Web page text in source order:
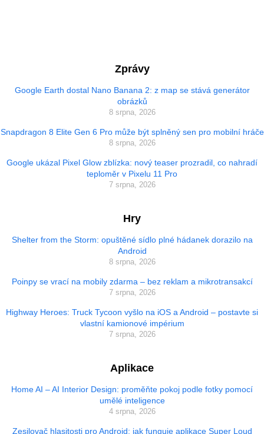
Zprávy
Google Earth dostal Nano Banana 2: z map se stává generátor
obrázků
8 srpna, 2026
Snapdragon 8 Elite Gen 6 Pro může být splněný sen pro mobilní hráče
8 srpna, 2026
Google ukázal Pixel Glow zblízka: nový teaser prozradil, co nahradí
teploměr v Pixelu 11 Pro
7 srpna, 2026
Hry
Shelter from the Storm: opuštěné sídlo plné hádanek dorazilo na
Android
8 srpna, 2026
Poinpy se vrací na mobily zdarma – bez reklam a mikrotransakcí
7 srpna, 2026
Highway Heroes: Truck Tycoon vyšlo na iOS a Android – postavte si
vlastní kamionové impérium
7 srpna, 2026
Aplikace
Home AI – AI Interior Design: proměňte pokoj podle fotky pomocí
umělé inteligence
4 srpna, 2026
Zesilovač hlasitosti pro Android: jak funguje aplikace Super Loud